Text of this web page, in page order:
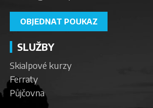
OBJEDNAT POUKAZ
SLUŽBY
Skialpové kurzy
Ferraty
Půjčovna